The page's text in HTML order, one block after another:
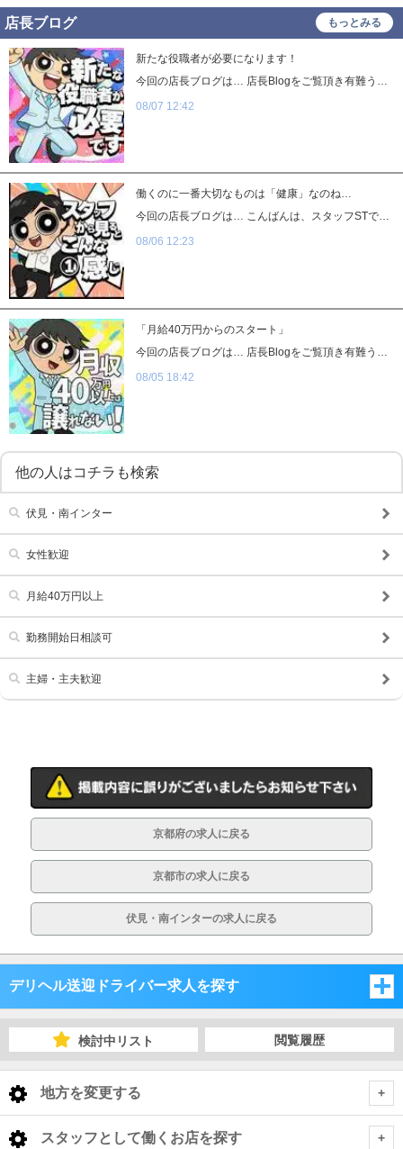
店長ブログ もっとみる
新たな役職者が必要になります！
今回の店長ブログは… 店長Blogをご覧頂き有難うございます。新店舗オープン事業計画がありスタッフを募集しております。新店舗がオープンするということは新たな役職者が必要になります。高収入を得れるチャンスが舞い降りているということです。プルプルグループでは常に新しい挑戦をしています。新規事業計画も常に進めています。優秀な人材が多ければ多いほど会社の展開も早く進みます。実績のある優秀な方も今の会社でくずぶっている‥‥新しい環境に挑戦したい方も。一度お話してみませんか？入社半年で1店舗の店長を任せてくれる夢のある会社で働いてみませんか？ご応募、ご相談お待ちしております★ 💵役職別月給一覧💵 ✅エリア部長→ 300万円以上 ✅代表→ 150〜300万円 ✅店長 →50万円+インセンティブ対象 (平均月給70～100万円) ✅副店長 → 45万円+インセンティブ対象 (平均月給60～80万円) ✅マネージャー → 40万円+インセンティブ対象 (平均月給50～70万円) ✅サブマネージャー → 37万円+インセンティブ対象 (平均月給45～55万円) ✅主任 → 33〜35万円 ✅副主任 → 30〜32万円 ✅社員 → 28〜30万円 ✅研修社員→25〜27万円 ✅アルバイト → 時給1400円〜 ※インセンティブとは…目標売上に達成に対する歩合給です。 サブマネージャーより上の役職者は歩合給対象となります。 Canx2グループ店舗情報 ul { display: flex; justify-content: center; } li { list-style: none; } li:nth-child(2) { margin: 0 10px; }
08/07 12:42
働くのに一番大切なものは「健康」なのね…
今回の店長ブログは… こんばんは、スタッフSTです！今回は「健康」についてお話してみましょうこれ、自分自身でも経験してるんですが若い時って「健康」というのに割と無関心だった気がしますだって若さ故いくらでも無理が効くんだもんただ30歳を超えた辺りから身体が段々いう事を利かなくなってくるんですよそして病気になりやすく治りにくくなりますなんでこんな話をしたかと言うと先月だったかな？ギックリ腰を食らい何日か立つ事すらままならず結構な日数お店を休んだんです…だって、自宅でトイレにすらいけないんだよ…こんな事若い頃には考えもしなかったその時思ったよね「健康って大事だ…」と風邪をひいても熱が下がりにくくなったり昔のツケが回ってきて身体にガタが来てしまったり歳を取るとこんなことが日常茶飯事になるので「若いうちから健康には気を付けようという」お話でした♪ 💵役職別月給一覧💵 ✅エリア部長→ 300万円以上 ✅代表→ 150〜300万円 ✅店長 →50万円+インセンティブ対象 (平均月給70～100万円) ✅副店長 → 45万円+インセンティブ対象 (平均月給60～80万円) ✅マネージャー → 40万円+インセンティブ対象 (平均月給50～70万円) ✅サブマネージャー → 37万円+インセンティブ対象 (平均月給45～55万円) ✅主任 → 33〜35万円 ✅副主任 → 30〜32万円 ✅社員 → 28〜30万円 ✅研修社員→25〜27万円 ✅アルバイト → 時給1400円〜 ※インセンティブとは…目標売上に達成に対する歩合給です。 サブマネージャーより上の役職者は歩合給対象となります。 Canx2グループ店舗情報 ul { display: flex; justify-content: center; } li { list-style: none; } li:nth-child(2) { margin: 0 10px; }
08/06 12:23
「月給40万円からのスタート」
08/05 18:42
他の人はコチラも検索
伏見・南インター
女性歓迎
月給40万円以上
勤務開始日相談可
主婦・主夫歓迎
京都府の求人に戻る
京都市の求人に戻る
伏見・南インターの求人に戻る
デリヘル送迎ドライバー求人を探す
大阪府
検討中リスト 閲覧履歴
地方を変更する
< 全国トップ
スタッフとして働くお店を探す